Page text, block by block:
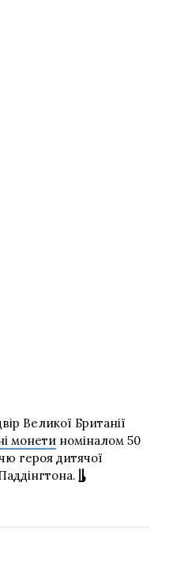
Великої Британії
монетиноміналом 50
героя дитячої